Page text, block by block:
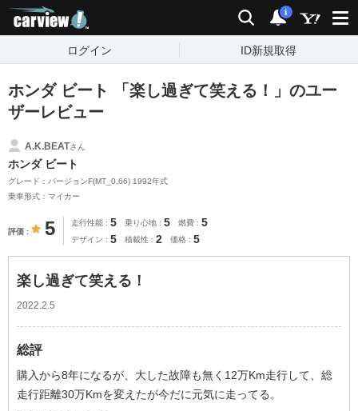
検索 通知
i
ログイン ID新規取得
ホンダ ビート 「楽し過ぎて笑える！」のユー
ザーレビュー
A.K.BEATさん
ホンダ ビート
グレード：バージョンF(MT_0.66) 1992年式
乗車形式：マイカー
評価 5 走行性能 5 乗り心地 5 燃費 5
デザイン 5 積載性 2 価格 5
楽し過ぎて笑える！
2022.2.5
総評
購入から8年になるが、大した故障も無く12万Km走行して、総
走行距離30万Kmを変えたが今だに元気に走ってる。